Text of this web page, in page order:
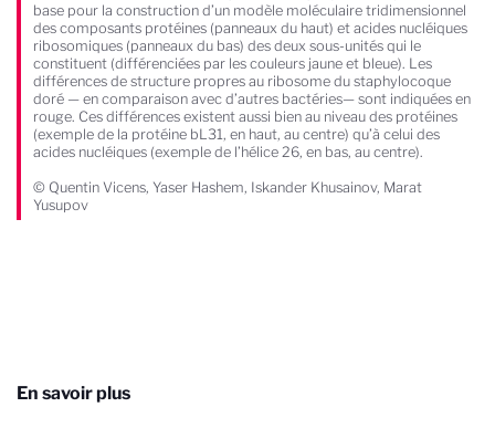
base pour la construction d’un modèle moléculaire tridimensionnel
des composants protéines (panneaux du haut) et acides nucléiques
ribosomiques (panneaux du bas) des deux sous-unités qui le
constituent (différenciées par les couleurs jaune et bleue). Les
différences de structure propres au ribosome du staphylocoque
doré — en comparaison avec d’autres bactéries— sont indiquées en
rouge. Ces différences existent aussi bien au niveau des protéines
(exemple de la protéine bL31, en haut, au centre) qu’à celui des
acides nucléiques (exemple de l’hélice 26, en bas, au centre).
© Quentin Vicens, Yaser Hashem, Iskander Khusainov, Marat
Yusupov
En savoir plus